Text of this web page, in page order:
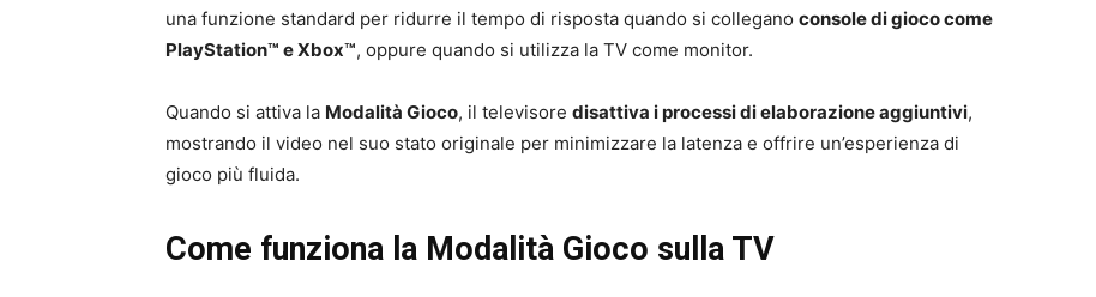
una funzione standard per ridurre il tempo di risposta quando si collegano console di gioco come
PlayStation™ e Xbox™, oppure quando si utilizza la TV come monitor.
Quando si attiva la Modalità Gioco, il televisore disattiva i processi di elaborazione aggiuntivi,
mostrando il video nel suo stato originale per minimizzare la latenza e offrire un’esperienza di
gioco più fluida.
Come funziona la Modalità Gioco sulla TV